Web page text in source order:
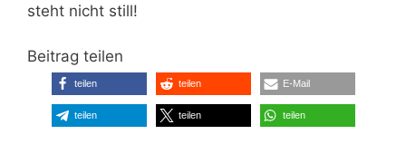
steht nicht still!
Beitrag teilen
teilen teilen E-Mail
teilen teilen teilen